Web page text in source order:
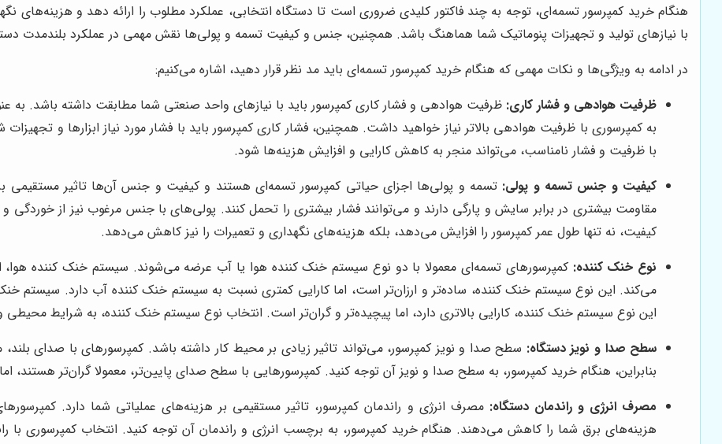
هنگام خرید کمپرسور تسمه‌ای، توجه به چند فاکتور کلیدی ضروری است تا دستگاه انتخابی، عملکرد مطلوب را ارائه دهد و هزینه‌های
با نیازهای تولید و تجهیزات پنوماتیک شما هماهنگ باشد. همچنین، جنس و کیفیت تسمه و پولی‌ها نقش مهمی در عملکرد بلندمدت
در ادامه به ویژگی‌ها و نکات مهمی که هنگام خرید کمپرسور تسمه‌ای باید مد نظر قرار دهید، اشاره می‌کنیم:
ظرفیت هوادهی و فشار کاری: ظرفیت هوادهی و فشار کاری کمپرسور باید با نیازهای واحد صنعتی شما مطابقت داشته باشد. به
به کمپرسوری با ظرفیت هوادهی بالاتر نیاز خواهید داشت. همچنین، فشار کاری کمپرسور باید با فشار مورد نیاز ابزارها و
با ظرفیت و فشار نامناسب، می‌تواند منجر به کاهش کارایی و افزایش هزینه‌ها شود.
کیفیت و جنس تسمه و پولی: تسمه و پولی‌ها اجزای حیاتی کمپرسور تسمه‌ای هستند و کیفیت و جنس آن‌ها تاثیر مستقیمی
مقاومت بیشتری در برابر سایش و پارگی دارند و می‌توانند فشار بیشتری را تحمل کنند. پولی‌های با جنس مرغوب نیز از خوردگی
کیفیت، نه تنها طول عمر کمپرسور را افزایش می‌دهد، بلکه هزینه‌های نگهداری و تعمیرات را نیز کاهش می‌دهد.
نوع خنک کننده: کمپرسورهای تسمه‌ای معمولا با دو نوع سیستم خنک کننده هوا یا آب عرضه می‌شوند. سیستم خنک کننده هوا،
می‌کند. این نوع سیستم خنک کننده، ساده‌تر و ارزان‌تر است، اما کارایی کمتری نسبت به سیستم خنک کننده آب دارد. سیستم
این نوع سیستم خنک کننده، کارایی بالاتری دارد، اما پیچیده‌تر و گران‌تر است. انتخاب نوع سیستم خنک کننده، به شرایط
سطح صدا و نویز دستگاه: سطح صدا و نویز کمپرسور، می‌تواند تاثیر زیادی بر محیط کار داشته باشد. کمپرسورهای با صدای
بنابراین، هنگام خرید کمپرسور، به سطح صدا و نویز آن توجه کنید. کمپرسورهایی با سطح صدای پایین‌تر، معمولا گران‌تر هستند،
مصرف انرژی و راندمان دستگاه: مصرف انرژی و راندمان کمپرسور، تاثیر مستقیمی بر هزینه‌های عملیاتی شما دارد.
هزینه‌های برق شما را کاهش می‌دهند. هنگام خرید کمپرسور، به برچسب انرژی و راندمان آن توجه کنید. انتخاب کمپرسوری با